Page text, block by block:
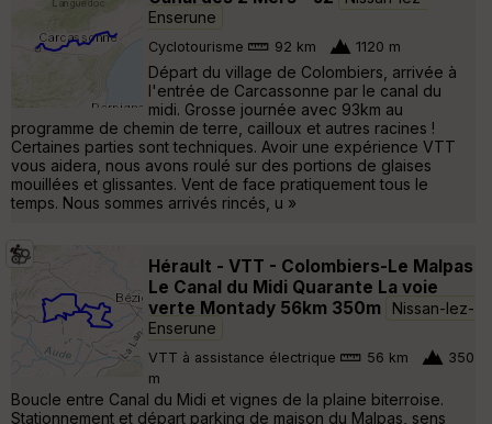
Enserune
Cyclotourisme 92 km 1120 m
Départ du village de Colombiers, arrivée à
l'entrée de Carcassonne par le canal du
midi. Grosse journée avec 93km au
programme de chemin de terre, cailloux et autres racines !
Certaines parties sont techniques. Avoir une expérience VTT
vous aidera, nous avons roulé sur des portions de glaises
mouillées et glissantes. Vent de face pratiquement tous le
temps. Nous sommes arrivés rincés, u »
Hérault - VTT - Colombiers-Le Malpas
Le Canal du Midi Quarante La voie
verte Montady 56km 350m
Nissan-lez-
Enserune
VTT à assistance électrique 56 km
350
m
Boucle entre Canal du Midi et vignes de la plaine biterroise.
Stationnement et départ parking de maison du Malpas, sens